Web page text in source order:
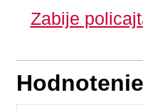
Zabije